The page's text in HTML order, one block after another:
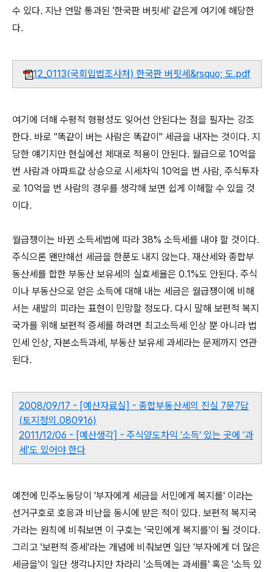
수 있다. 지난 연말 통과된 '한국판 버핏세' 같은게 여기에 해당한
다.
12_0113(국회입법조사처) 한국판 버핏세&rsquo; 도.pdf
여기에 더해 수평적 형평성도 잊어선 안된다는 점을 필자는 강조
한다. 바로 "똑같이 버는 사람은 똑같이" 세금을 내자는 것이다. 지
당한 얘기지만 현실에선 제대로 적용이 안된다. 월급으로 10억을
번 사람과 아파트값 상승으로 시세차익 10억을 번 사람, 주식투자
로 10억을 번 사람의 경우를 생각해 보면 쉽게 이해할 수 있을 것
이다.
월급쟁이는 바뀐 소득세법에 따라 38% 소득세를 내야 할 것이다.
주식으론 왠만해선 세금을 한푼도 내지 않는다. 재산세와 종합부
동산세를 합한 부동산 보유세의 실효세율은 0.1%도 안된다. 주식
이나 부동산으로 얻은 소득에 대해 내는 세금은 월급쟁이에 비해
서는 새발의 피라는 표현이 민망할 정도다. 다시 말해 보편적 복지
국가를 위해 보편적 증세를 하려면 최고소득세 인상 뿐 아니라 법
인세 인상, 자본소득과세, 부동산 보유세 과세라는 문제까지 연관
된다.
2008/09/17 - [예산자료실] - 종합부동산세의 진실 7문7답
(토지정의.080916)
2011/12/06 - [예산생각] - 주식양도차익 '소득' 있는 곳에 '과
세'도 있어야 한다
예전에 민주노동당이 '부자에게 세금을 서민에게 복지를' 이라는
선거구호로 호응과 비난을 동시에 받은 적이 있다. 보편적 복지국
가라는 원칙에 비춰보면 이 구호는 '국민에게 복지를'이 될 것이다.
그리고 '보편적 증세'라는 개념에 비춰보면 일단 '부자에게 더 많은
세금을'이 일단 생각나지만 차라리 '소득에는 과세를' 혹은 '소득 있